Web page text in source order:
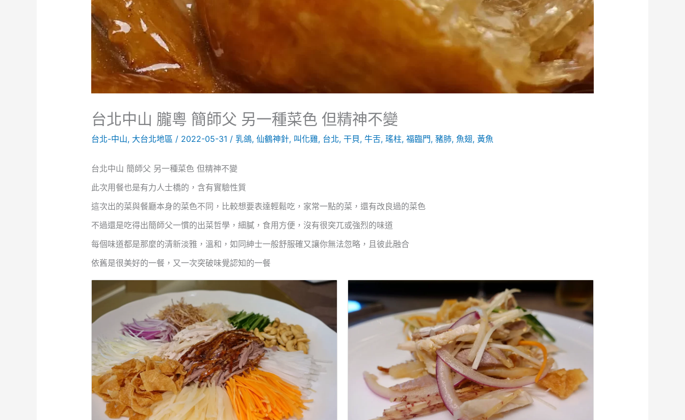
台北中山 朧粵 簡師父 另一種菜色 但精神不變
台北-中山, 大台北地區 / 2022-05-31 / 乳鴿, 仙鶴神針, 叫化雞, 台北, 干貝, 牛舌, 瑤柱, 福臨門, 豬肺, 魚翅, 黃魚
台北中山 簡師父 另一種菜色 但精神不變
此次用餐也是有力人士橋的，含有實驗性質
這次出的菜與餐廳本身的菜色不同，比較想要表達輕鬆吃，家常一點的菜，還有改良過的菜色
不過還是吃得出簡師父一慣的出菜哲學，細膩，食用方便，沒有很突兀或強烈的味道
每個味道都是那麼的清新淡雅，溫和，如同紳士一般舒服確又讓你無法忽略，且彼此融合
依舊是很美好的一餐，又一次突破味覺認知的一餐